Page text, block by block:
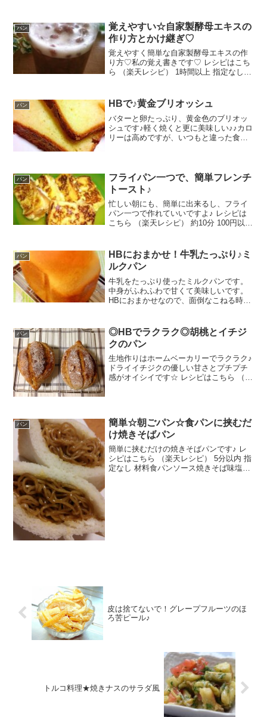
パン
覚えやすい☆自家製酵母エキスの
作り方とかけ継ぎ♡
覚えやすく簡単な自家製酵母エキスの作
り方♡私の覚え書きです♡ レシピはこち
ら （楽天レシピ） 1時間以上 指定なし
パン HBで♪黄金ブリオッシュ
バターと卵たっぷり、黄金色のブリオッ
シュです♪軽く焼くと更に美味しい♪♪カロ
リーは高めですが、いつもと違った食パ
塩インスタ...
パン
フライパン一つで、簡単フレンチ
トースト♪
忙しい朝にも、簡単に出来るし、フライ
パン一つで作れていいですよ♪ レシピは
こちら （楽天レシピ） 約10分 100円以下
パン
HBにおまかせ！牛乳たっぷり♪ミ
ルクパン
牛乳をたっぷり使ったミルクパンです。
中身がふわふわで甘くて美味しいです。
HBにおまかせなので、面倒なこねる時間
ピ） 5分以内 300円前後 材料●強力粉●砂
糖●塩●...
パン
◎HBでラクラク◎胡桃とイチジ
クのパン
生地作りはホームベーカリーでラクラク♪
ドライイチジクの優しい甘さとプチプチ
感がオイシイです☆ レシピはこちら （楽
れ...
パン
簡単☆朝ごパン☆食パンに挟むだ
け焼きそばパン
簡単に挟むだけの焼きそばパンです♪ レ
シピはこちら （楽天レシピ） 5分以内 指
定なし 材料食パンソース焼きそば味塩胡
皮は捨てないで！グレープフルーツのほ
ろ苦ピール♪
トルコ料理★焼きナスのサラダ風